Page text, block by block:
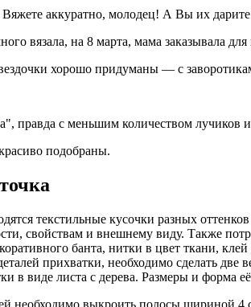
аккуратно, молодец! А Вы их дарите
вязала, на 8 марта, мама заказывала
хорошо придуманы — с
правда с меньшим количеством лучиков
подобраны.
текстильные кусочки разных
свойствам и внешнему виду. Также
банта, нитки в цвет ткани,
прихватки, необходимо сделать
в виде листа с дерева. Размеры и форма
необходимо выкроить полосы шириной